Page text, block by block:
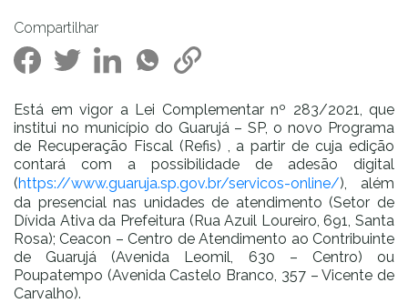
Compartilhar
Está em vigor a Lei Complementar nº 283/2021, que
institui no município do Guarujá – SP, o novo Programa
de Recuperação Fiscal (Refis) , a partir de cuja edição
contará com a possibilidade de adesão digital
(https://www.guaruja.sp.gov.br/servicos-online/), além
da presencial nas unidades de atendimento (Setor de
Dívida Ativa da Prefeitura (Rua Azuil Loureiro, 691, Santa
Rosa); Ceacon – Centro de Atendimento ao Contribuinte
de Guarujá (Avenida Leomil, 630 – Centro) ou
Poupatempo (Avenida Castelo Branco, 357 – Vicente de
Carvalho).